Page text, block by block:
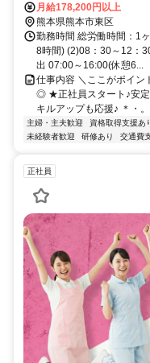
本市電Ａ系統/熊本市電Ｂ
Ａ系統/熊本市電Ｂ系統
画図町下無田
月給178,200円以上
熊本県熊本市東区
勤務時間 総労働時間：1
8時間) (2)08：30～12：
出 07:00～16:00(休憩6...
仕事内容 ＼ここがポイ
◎ ★正社員スタート♪安
キルアップも応援♪ ＊・
主婦・主夫歓迎 資格取得支援あ
未経験者歓迎
研修あり 交通費
正社員